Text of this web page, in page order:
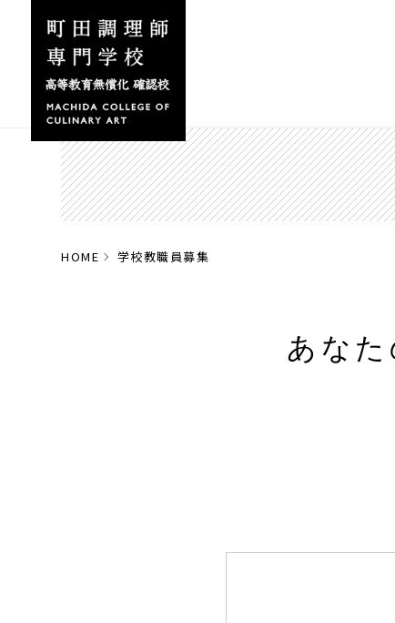
HOME 学校教職員募集
あなた